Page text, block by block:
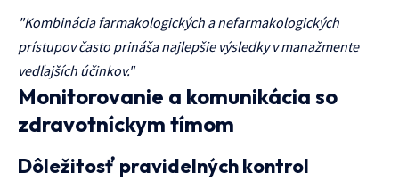
"Kombinácia farmakologických a nefarmakologických
prístupov často prináša najlepšie výsledky v manažmente
vedľajších účinkov."
Monitorovanie a komunikácia so
zdravotníckym tímom
Dôležitosť pravidelných kontrol